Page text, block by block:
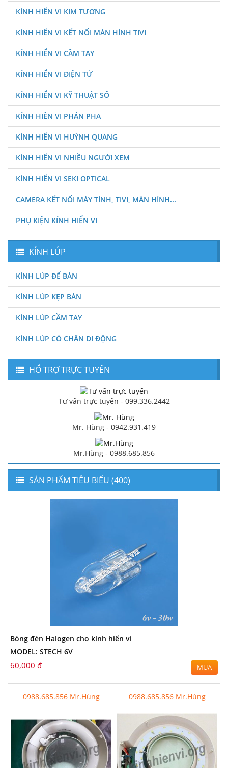
KÍNH HIỂN VI KIM TƯƠNG
KÍNH HIỂN VI KẾT NỐI MÀN HÌNH TIVI
KÍNH HIỂN VI CẦM TAY
KÍNH HIỂN VI ĐIỆN TỬ
KÍNH HIỂN VI KỸ THUẬT SỐ
KÍNH HIÊN VI PHẢN PHA
KÍNH HIỂN VI HUỲNH QUANG
KÍNH HIỂN VI NHIỀU NGƯỜI XEM
KÍNH HIỂN VI SEKI OPTICAL
CAMERA KẾT NỐI MÁY TÍNH, TIVI, MÀN HÌNH...
PHỤ KIỆN KÍNH HIỂN VI
KÍNH LÚP
KÍNH LÚP ĐỂ BÀN
KÍNH LÚP KẸP BÀN
KÍNH LÚP CẦM TAY
KÍNH LÚP CÓ CHÂN DI ĐỘNG
HỔ TRỢ TRỰC TUYẾN
Tư vấn trực tuyến - 099.336.2442
Mr. Hùng - 0942.931.419
Mr.Hùng - 0988.685.856
SẢN PHẨM TIÊU BIỂU (400)
Bóng đèn Halogen cho kính hiển vi
MODEL: STECH 6V
60,000 đ MUA
0988.685.856 Mr.Hùng 0988.685.856 Mr.Hùng